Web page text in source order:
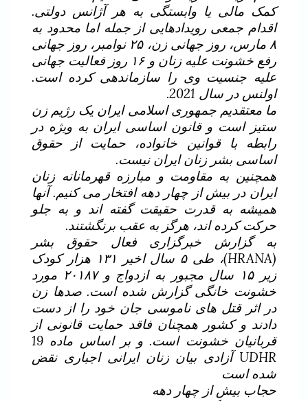
کمک مالی یا وابستگی به هر آژانس دولتی.
اقدام جمعی رویدادهایی از جمله اما محدود به
۸ مارس، روز جهانی زن، ۲۵ نوامبر، روز جهانی
رفع خشونت علیه زنان و ۱۶ روز فعالیت جهانی
علیه جنسیت وی را سازماندهی کرده است.
اولنس در سال 2021.
ما معتقدیم جمهوری اسلامی ایران یک رژیم زن
ستیز است و قانون اساسی ایران به ویژه در
رابطه با قوانین خانواده، حمایت از حقوق
اساسی بشر زنان ایران نیست.
همچنین به مقاومت و مبارزه قهرمانانه زنان
ایران در بیش از چهار دهه افتخار می کنیم. آنها
همیشه به قدرت حقیقت گفته اند و به جلو
حرکت کرده اند، هرگز به عقب برنگشتند.
به گزارش خبرگزاری فعال حقوق بشر
(HRANA)، طی ۵ سال اخیر ۱۳۱ هزار کودک
زیر ۱۵ سال مجبور به ازدواج و ۲۰۱۸۷ مورد
خشونت خانگی گزارش شده است. صدها زن
در اثر قتل های ناموسی جان خود را از دست
دادند و کشور همچنان فاقد حمایت قانونی از
قربانیان خشونت است. و بر اساس ماده 19
UDHR آزادی بیان زنان ایرانی اجباری نقض
شده است
حجاب بیش از چهار دهه